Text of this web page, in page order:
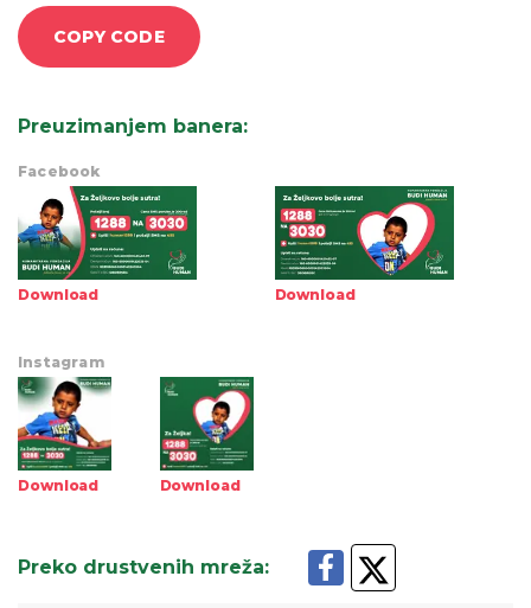
COPY CODE
Preuzimanjem banera:
Facebook
Download Download
Instagram
Download Download
Preko drustvenih mreža: